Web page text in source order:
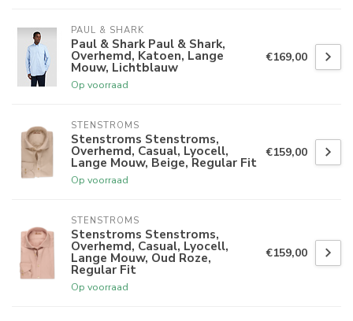
PAUL & SHARK
Paul & Shark Paul & Shark,
Overhemd, Katoen, Lange
Mouw, Lichtblauw
Op voorraad
€169,00
STENSTROMS
Stenstroms Stenstroms,
Overhemd, Casual, Lyocell,
Lange Mouw, Beige, Regular Fit
Op voorraad
€159,00
STENSTROMS
Stenstroms Stenstroms,
Overhemd, Casual, Lyocell,
Lange Mouw, Oud Roze,
Regular Fit
Op voorraad
€159,00